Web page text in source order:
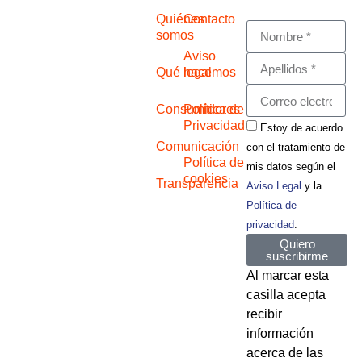
Quiénes
somos
Qué hacemos
Consumidores
Comunicación
Transparencia
Contacto
Aviso
legal
Política de
Privacidad
Política de
cookies
Estoy de acuerdo
con el tratamiento de
mis datos según el
Aviso Legal y la
Política de
privacidad
Quiero
suscribirme
Al marcar esta
casilla acepta
recibir
información
acerca de las